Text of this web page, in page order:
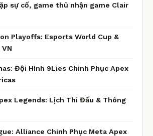
sự cố, game thủ nhận game Clair
Playoffs: Esports World Cup &
Đội Hình 9Lies Chinh Phục Apex
Legends: Lịch Thi Đấu & Thông
Alliance Chinh Phục Meta Apex